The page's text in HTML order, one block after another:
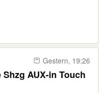
Gestern, 19:26
AUX-in Touch